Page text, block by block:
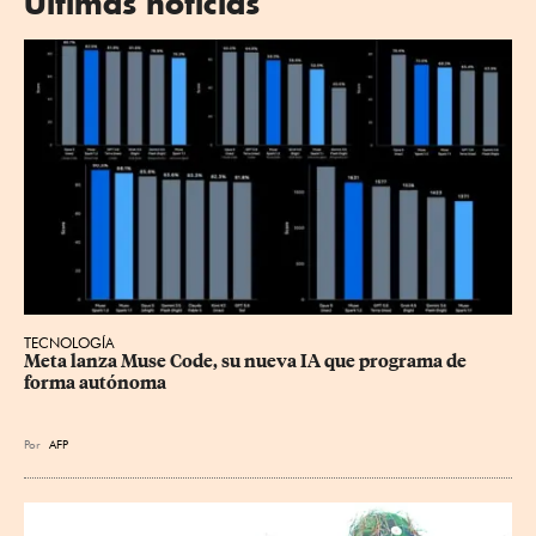
TECNOLOGÍA
Meta lanza Muse Code, su nueva IA que programa de
forma autónoma
Por AFP